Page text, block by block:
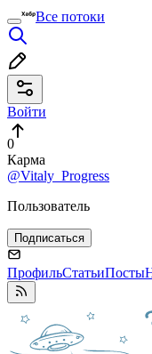
Все потоки
Войти
0
Карма
@Vitaly_Progress
Пользователь
Подписаться
ПрофильСтатьиПосты